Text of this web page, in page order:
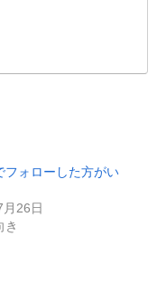
フォローした方がい
26日
き